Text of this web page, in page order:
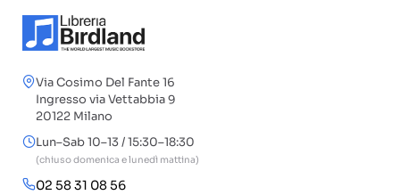
Via Cosimo Del Fante 16
Ingresso via Vettabbia 9
20122 Milano
Lun–Sab 10–13 / 15:30–18:30
(chiuso domenica e lunedì mattina)
02 58 31 08 56